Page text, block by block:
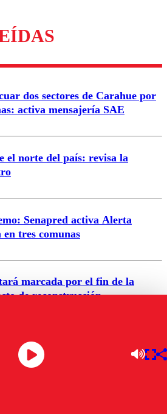
moderados para garantizar un
respetuoso.
dos sectores de Carahue por
activa mensajería SAE
el norte del país: revisa la
Senapred activa Alerta
tres comunas
marcada por el fin de la
de reconstrucción